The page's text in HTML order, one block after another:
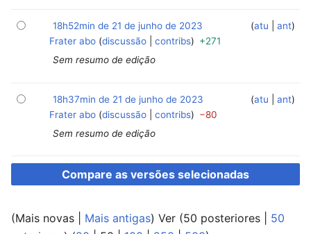
atu ant
18h52min de 21 de junho de 2023
Frater abo discussão contribs
+271
Sem resumo de edição
atu ant
18h37min de 21 de junho de 2023
Frater abo discussão contribs
−80
Sem resumo de edição
(Mais novas Mais antigas) Ver (50 posteriores
50